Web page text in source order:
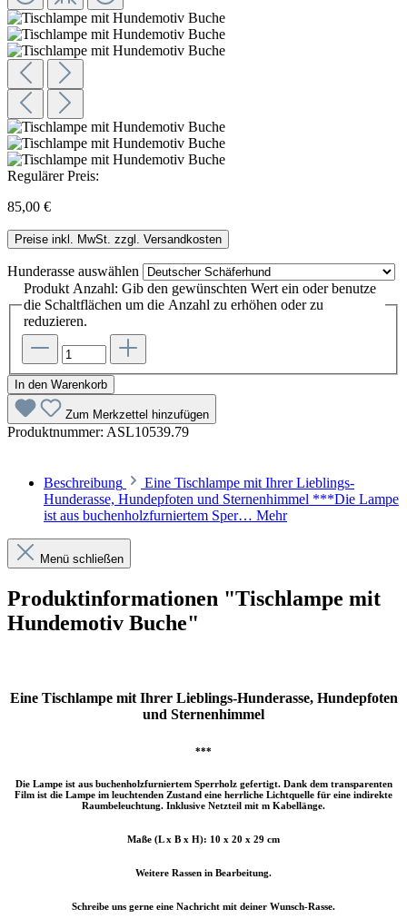
Regulärer Preis:
85,00 €
Preise inkl. MwSt. zzgl. Versandkosten
Hunderasse auswählen
Produkt Anzahl: Gib den gewünschten Wert ein oder benutze
die Schaltflächen um die Anzahl zu erhöhen oder zu
reduzieren.
In den Warenkorb
Zum Merkzettel hinzufügen
Produktnummer: ASL10539.79
Beschreibung
Eine Tischlampe mit Ihrer Lieblings-
Hunderasse, Hundepfoten und Sternenhimmel ***Die Lampe
ist aus buchenholzfurniertem Sper… Mehr
Menü schließen
Produktinformationen "Tischlampe mit
Hundemotiv Buche"
Eine Tischlampe mit Ihrer Lieblings-Hunderasse, Hundepfoten
und Sternenhimmel
***
Die Lampe ist aus buchenholzfurniertem Sperrholz gefertigt. Dank dem transparenten
Film ist die Lampe im leuchtenden Zustand eine herrliche Lichtquelle für eine indirekte
Raumbeleuchtung. Inklusive Netzteil mit m Kabellänge.
Maße (L x B x H): 10 x 20 x 29 cm
Weitere Rassen in Bearbeitung.
Schreibe uns gerne eine Nachricht mit deiner Wunsch-Rasse.